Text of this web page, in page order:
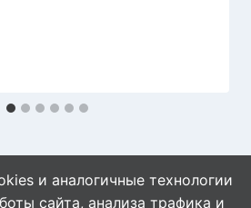
и аналогичные технологии
сайта, анализа трафика и